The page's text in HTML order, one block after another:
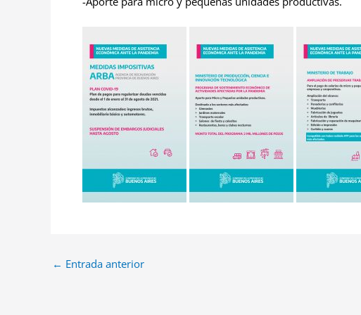
← Entrada anterior